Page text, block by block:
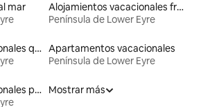
mar
Alojamientos vacacionales frente a la playa
Península de Lower Eyre
Alojamientos vacacionales que admiten mascotas Apartamentos vacacionales
Península de Lower Eyre
Alojamientos vacacionales para familias
Mostrar más